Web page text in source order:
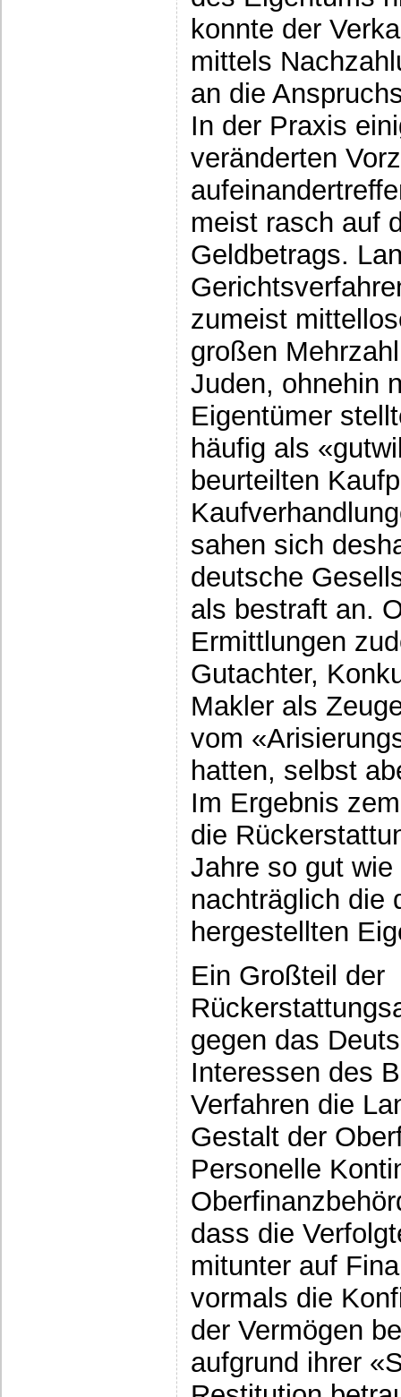
konnte der
mittels
an die
In der Praxis
veränderten
meist rasch auf
Geldbetrags.
zumeist
großen
Juden, ohnehin
Eigentümer
häufig als
beurteilten
sahen sich
deutsche
als bestraft an.
Ermittlungen
Gutachter,
Makler als
vom
hatten, selbst
Im Ergebnis
die
Jahre so gut
nachträglich die
hergestellten
Ein Großteil der
gegen das
Interessen des
Verfahren die
Gestalt der
Personelle
dass die
mitunter auf
vormals die
der Vermögen
aufgrund ihrer